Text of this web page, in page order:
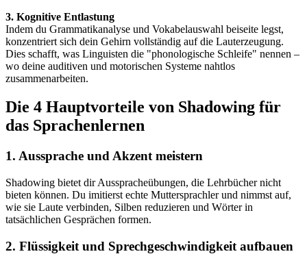
3. Kognitive Entlastung
Indem du Grammatikanalyse und Vokabelauswahl beiseite legst,
konzentriert sich dein Gehirn vollständig auf die Lauterzeugung.
Dies schafft, was Linguisten die "phonologische Schleife" nennen –
wo deine auditiven und motorischen Systeme nahtlos
zusammenarbeiten.
Die 4 Hauptvorteile von Shadowing für
das Sprachenlernen
1. Aussprache und Akzent meistern
Shadowing bietet dir Ausspracheübungen, die Lehrbücher nicht
bieten können. Du imitierst echte Muttersprachler und nimmst auf,
wie sie Laute verbinden, Silben reduzieren und Wörter in
tatsächlichen Gesprächen formen.
2. Flüssigkeit und Sprechgeschwindigkeit aufbauen